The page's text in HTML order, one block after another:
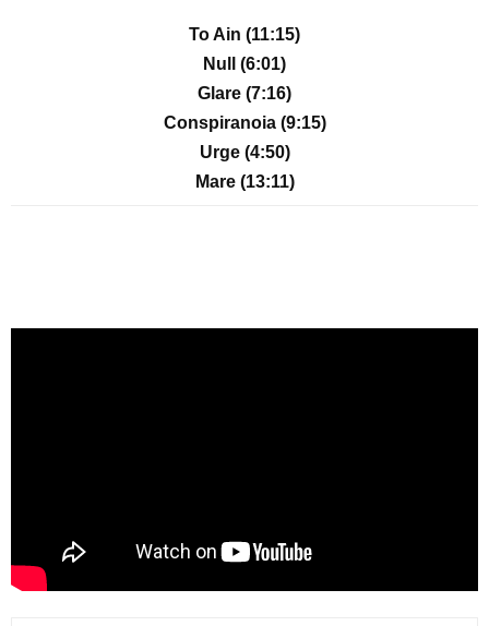
To Ain (11:15)
Null (6:01)
Glare (7:16)
Conspiranoia (9:15)
Urge (4:50)
Mare (13:11)